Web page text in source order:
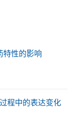
特性的影响
程中的表达变化